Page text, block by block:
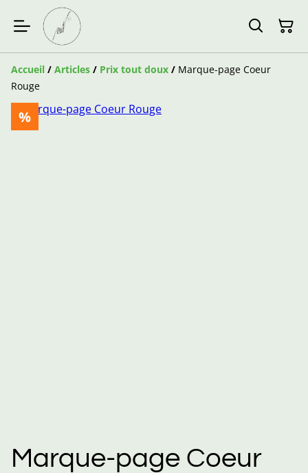
Accueil / Articles / Prix tout doux / Marque-page Coeur
Rouge
%
Marque-page Coeur